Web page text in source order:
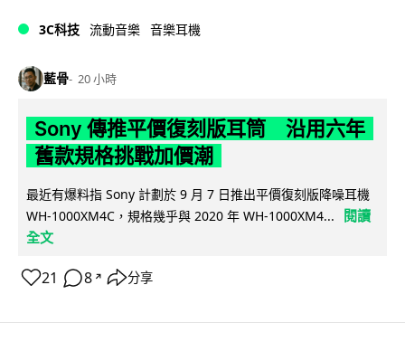
3C科技 流動音樂 音樂耳機
藍骨 20 小時
Sony 傳推平價復刻版耳筒 沿用六年
舊款規格挑戰加價潮
最近有爆料指 Sony 計劃於 9 月 7 日推出平價復刻版降噪耳機
WH-1000XM4C，規格幾乎與 2020 年 WH-1000XM4...
閱讀
全文
21 8 ↗ 分享